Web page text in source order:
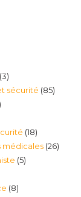
33
produits
sécurité 8585
1818
produits
médicales 2626
55
88